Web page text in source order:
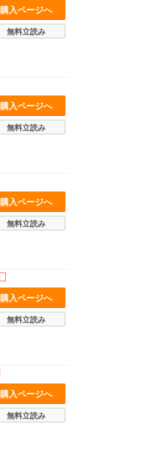
購入ページへ
無料立読み
購入ページへ
無料立読み
購入ページへ
無料立読み
購入ページへ
無料立読み
購入ページへ
無料立読み